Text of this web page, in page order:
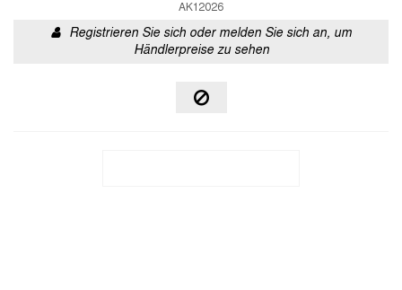
AK12026
Registrieren Sie sich oder melden Sie sich an, um
Händlerpreise zu sehen